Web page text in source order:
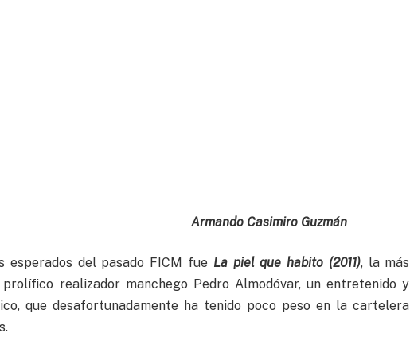
Armando Casimiro Guzmán
esperados del pasado FICM fue La piel que habito (2011), la más
realizador manchego Pedro Almodóvar, un entretenido y
que desafortunadamente ha tenido poco peso en la cartelera